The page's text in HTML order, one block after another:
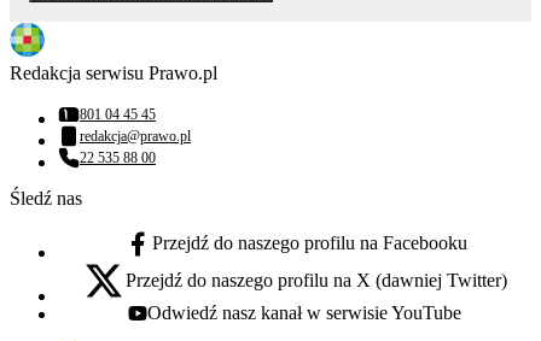
Redakcja serwisu Prawo.pl
Numer telefonu:
801 04 45 45
Adres email:
redakcja@prawo.pl
Numer telefonu:
22 535 88 00
Śledź nas
facebook - otwiera się w nowej karcie
Przejdź do naszego profilu na Facebooku
x - otwiera się w nowej karcie
Przejdź do naszego profilu na X (dawniej Twitter)
youtube - otwiera się w nowej karcie
Odwiedź nasz kanał w serwisie YouTube